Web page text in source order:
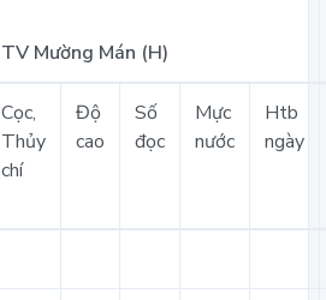
TV Mường Mán (H)
Cọc,
Thủy
chí
Độ
cao
Số
đọc
Mực
nước
Htb
ngày